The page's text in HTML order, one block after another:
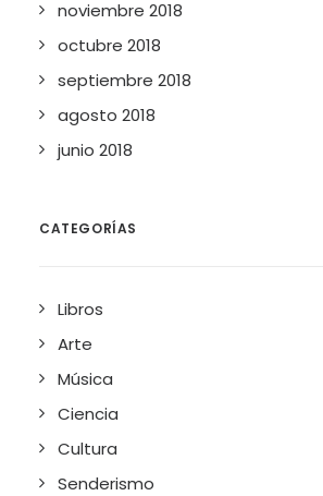
noviembre 2018
octubre 2018
septiembre 2018
agosto 2018
junio 2018
CATEGORÍAS
Libros
Arte
Música
Ciencia
Cultura
Senderismo